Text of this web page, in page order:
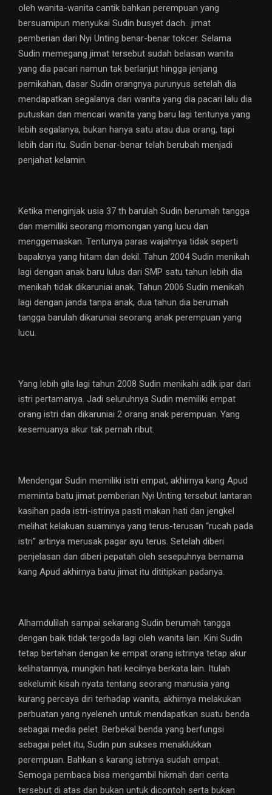
oleh wanita-wanita cantik bahkan perempuan yang
bersuamipun menyukai Sudin busyet dach.. jimat
pemberian dari Nyi Unting benar-benar tokcer. Selama
Sudin memegang jimat tersebut sudah belasan wanita
yang dia pacari namun tak berlanjut hingga jenjang
pernikahan, dasar Sudin orangnya purunyus setelah dia
mendapatkan segalanya dari wanita yang dia pacari lalu dia
putuskan dan mencari wanita yang baru lagi tentunya yang
lebih segalanya, bukan hanya satu atau dua orang, tapi
lebih dari itu. Sudin benar-benar telah berubah menjadi
penjahat kelamin.
Ketika menginjak usia 37 th barulah Sudin berumah tangga
dan memiliki seorang momongan yang lucu dan
menggemaskan. Tentunya paras wajahnya tidak seperti
bapaknya yang hitam dan dekil. Tahun 2004 Sudin menikah
lagi dengan anak baru lulus dari SMP satu tahun lebih dia
menikah tidak dikaruniai anak. Tahun 2006 Sudin menikah
lagi dengan janda tanpa anak, dua tahun dia berumah
tangga barulah dikaruniai seorang anak perempuan yang
lucu.
Yang lebih gila lagi tahun 2008 Sudin menikahi adik ipar dari
istri pertamanya. Jadi seluruhnya Sudin memiliki empat
orang istri dan dikaruniai 2 orang anak perempuan. Yang
kesemuanya akur tak pernah ribut.
Mendengar Sudin memiliki istri empat, akhirnya kang Apud
meminta batu jimat pemberian Nyi Unting tersebut lantaran
kasihan pada istri-istrinya pasti makan hati dan jengkel
melihat kelakuan suaminya yang terus-terusan “rucah pada
istri” artinya merusak pagar ayu terus. Setelah diberi
penjelasan dan diberi pepatah oleh sesepuhnya bernama
kang Apud akhirnya batu jimat itu dititipkan padanya.
Alhamdulilah sampai sekarang Sudin berumah tangga
dengan baik tidak tergoda lagi oleh wanita lain. Kini Sudin
tetap bertahan dengan ke empat orang istrinya tetap akur
kelihatannya, mungkin hati kecilnya berkata lain. Itulah
sekelumit kisah nyata tentang seorang manusia yang
kurang percaya diri terhadap wanita, akhirnya melakukan
perbuatan yang nyeleneh untuk mendapatkan suatu benda
sebagai media pelet. Berbekal benda yang berfungsi
sebagai pelet itu, Sudin pun sukses menaklukkan
perempuan. Bahkan s karang istrinya sudah empat.
Semoga pembaca bisa mengambil hikmah dari cerita
tersebut di atas dan bukan untuk dicontoh serta bukan